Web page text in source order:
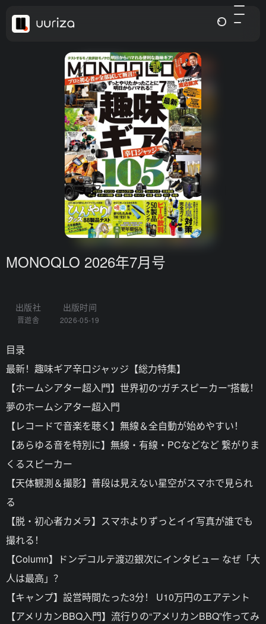
MONOQLO 2026年7月号
出版社
晋遊舎
出版时间
2026-05-19
目录
最新！趣味ギア辛口ジャッジ【総力特集】
【ホームシアター超入門】世界初の“ガチスピーカー”搭載！
夢のホームシアター超入門
【レコードで音楽を聴く】無線＆全自動が始めやすい！
【あらゆる音を特別に】無線・有線・PCなどなど 繋がりま
くるスピーカー
【天体観測＆撮影】普段は見えない星空がスマホで見られ
る
【脱・初心者カメラ】スマホよりずっとイイ写真が誰でも
撮れる！
【Column】ドンデコルテ渡辺銀次にインタビュー なぜ「大
人は最高」？
【キャンプ】設営時間たった3分！ U10万円のエアテント
【アメリカンBBQ入門】流行りの“アメリカンBBQ”作ってみ